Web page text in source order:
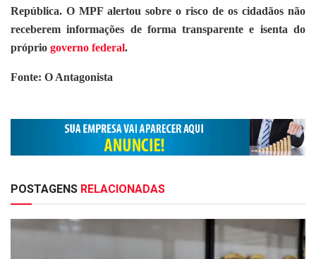
República. O MPF alertou sobre o risco de os cidadãos não
receberem informações de forma transparente e isenta do
próprio governo federal.
Fonte: O Antagonista
POSTAGENS RELACIONADAS